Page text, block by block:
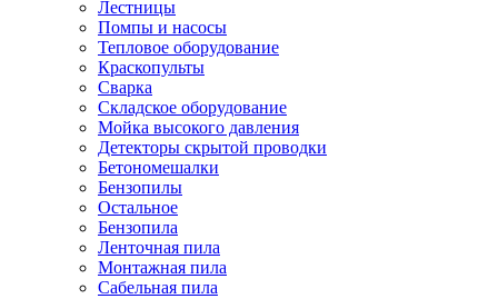
Лестницы
Помпы и насосы
Тепловое оборудование
Краскопульты
Сварка
Складское оборудование
Мойка высокого давления
Детекторы скрытой проводки
Бетономешалки
Бензопилы
Остальное
Бензопила
Ленточная пила
Монтажная пила
Сабельная пила